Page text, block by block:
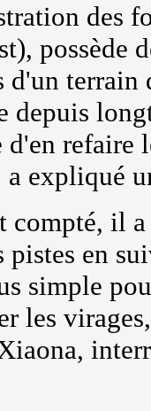
des
possède
d'un
depuis
d'en refaire
expliqué
compté, il
pistes en
simple
les